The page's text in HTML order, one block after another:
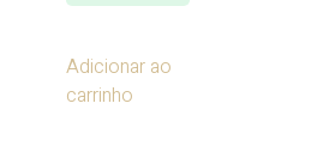
Adicionar ao
carrinho